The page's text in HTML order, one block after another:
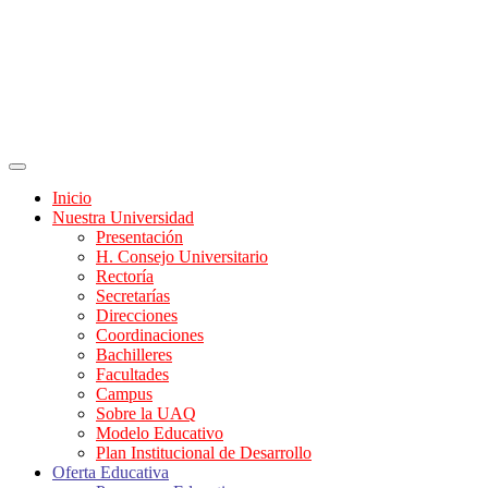
Inicio
Nuestra Universidad
Presentación
H. Consejo Universitario
Rectoría
Secretarías
Direcciones
Coordinaciones
Bachilleres
Facultades
Campus
Sobre la UAQ
Modelo Educativo
Plan Institucional de Desarrollo
Oferta Educativa